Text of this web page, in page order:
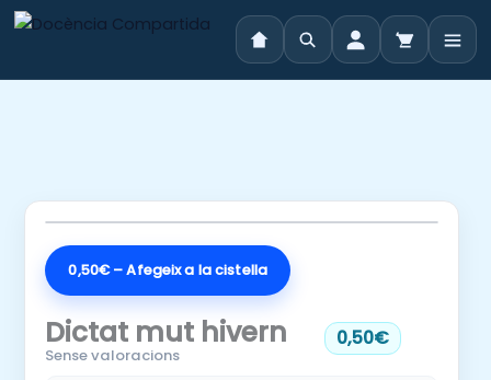
0,50€ – Afegeix a la cistella
Dictat mut hivern 0,50€
Sense valoracions